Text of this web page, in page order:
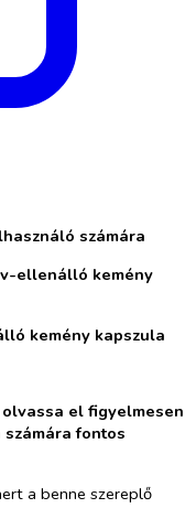
számára
ellenálló kemény
kemény kapszula
el figyelmesen
fontos
a benne szereplő